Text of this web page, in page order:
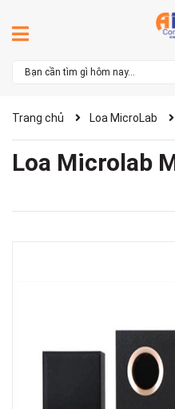
Trang chủ Loa MicroLab
Loa Microlab